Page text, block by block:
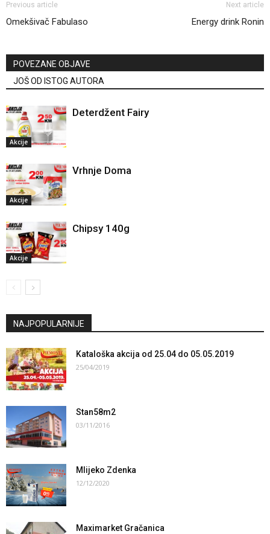
Previous article
Omekšivač Fabulaso
Next article
Energy drink Ronin
POVEZANE OBJAVE
JOŠ OD ISTOG AUTORA
Akcije
Deterdžent Fairy
Akcije
Vrhnje Doma
Akcije
Chipsy 140g
NAJPOPULARNIJE
Kataloška akcija od 25.04 do 05.05.2019
25/04/2019
Stan58m2
03/11/2016
Mlijeko Zdenka
12/12/2020
Maximarket Gračanica